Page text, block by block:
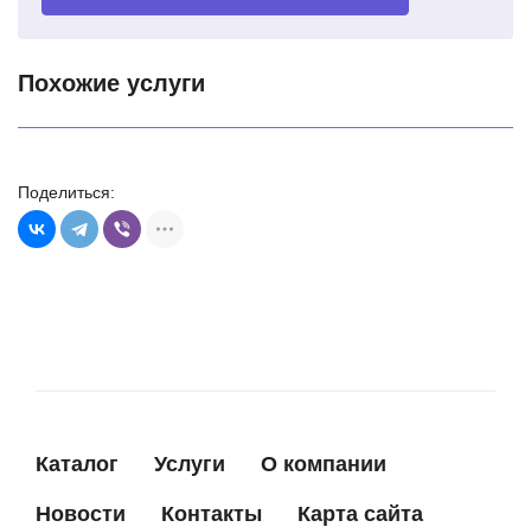
Похожие услуги
Ремонт стартеров
от 48 BYN
Поделиться:
Каталог Услуги О компании
Новости Контакты Карта сайта